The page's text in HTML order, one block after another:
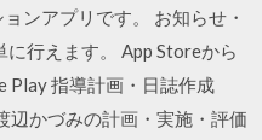
ンアプリです。 お知らせ・
行えます。 App Storeから
Play 指導計画・日誌作成
辺かづみの計画・実施・評価